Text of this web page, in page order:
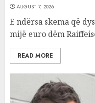
AUGUST 7, 2026
E ndërsa skema që
mijë euro dëm
READ MORE